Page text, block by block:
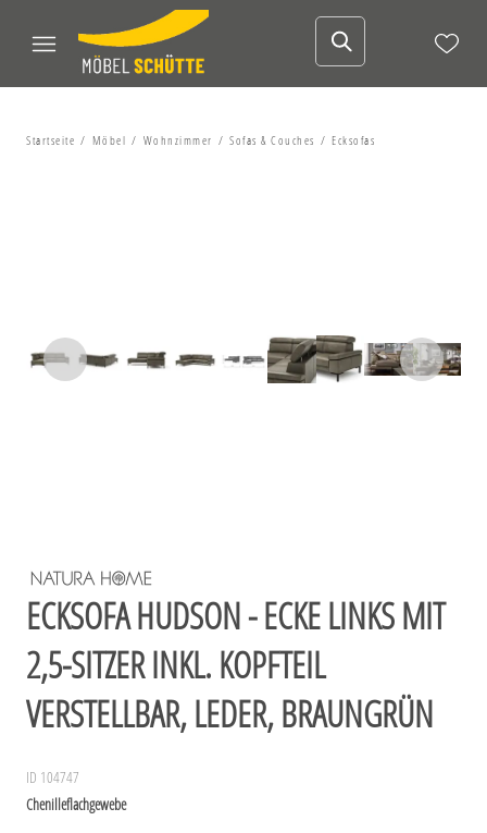
Startseite Möbel Wohnzimmer Sofas & Couches Ecksofas
ECKSOFA HUDSON - ECKE LINKS MIT
2,5-SITZER INKL. KOPFTEIL
VERSTELLBAR, LEDER, BRAUNGRÜN
ID 104747
Chenilleflachgewebe